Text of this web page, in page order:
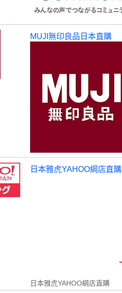
MUJI無印良品日本直購
日本雅虎YAHOO綱店直購
日本雅虎YAHOO綱店直購